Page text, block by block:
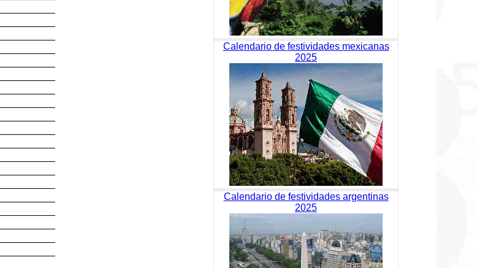
Calendario de festividades mexicanas
2025
Calendario de festividades argentinas
2025